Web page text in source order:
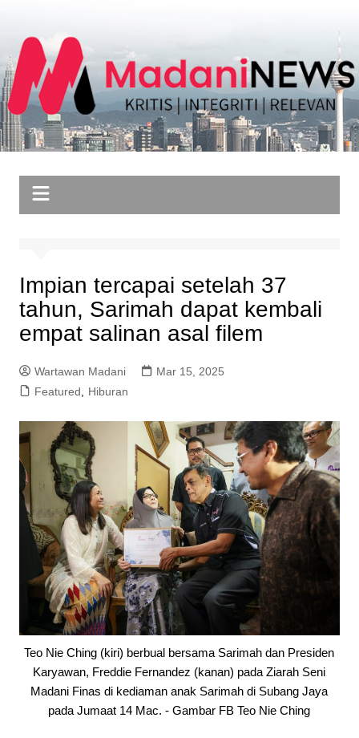
content
Impian tercapai setelah 37
tahun, Sarimah dapat kembali
empat salinan asal filem
Wartawan Madani
Mar 15, 2025
Featured, Hiburan
Teo Nie Ching (kiri) berbual bersama Sarimah dan Presiden
Karyawan, Freddie Fernandez (kanan) pada Ziarah Seni
Madani Finas di kediaman anak Sarimah di Subang Jaya
pada Jumaat 14 Mac. - Gambar FB Teo Nie Ching